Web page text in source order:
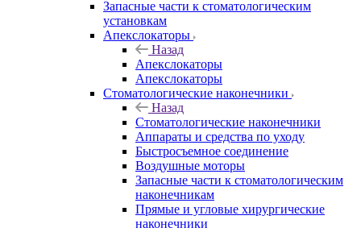
Запасные части к стоматологическим
установкам
Апекслокаторы
Назад
Апекслокаторы
Апекслокаторы
Стоматологические наконечники
Назад
Стоматологические наконечники
Аппараты и средства по уходу
Быстросъемное соединение
Воздушные моторы
Запасные части к стоматологическим
наконечникам
Прямые и угловые хирургические
наконечники